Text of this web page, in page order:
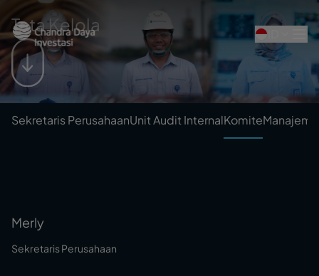
Tata Kelola
Sekretaris PerusahaanUnit Audit InternalKomite
Merly
Sekretaris Perusahaan